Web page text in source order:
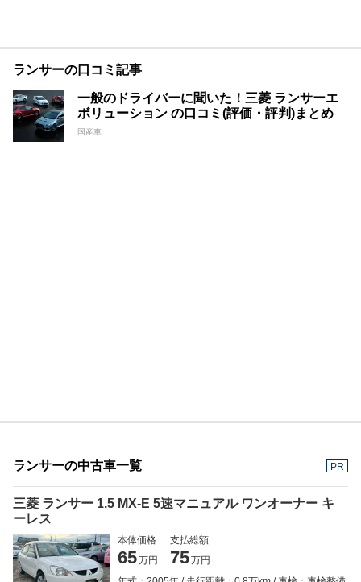
ランサーの口コミ記事
一般のドライバーに聞いた！三菱 ランサーエ
ボリューション の口コミ(評価・評判)まとめ
国産車
ランサーの中古車一覧 PR
三菱 ランサー 1.5 MX-E 5速マニュアル ワンオーナー キ
ーレス
本体価格
65万円
支払総額
75万円